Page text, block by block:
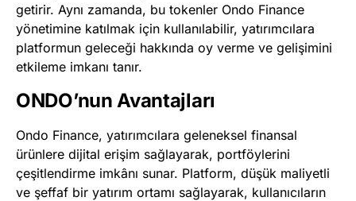
getirir. Aynı zamanda, bu tokenler Ondo Finance
yönetimine katılmak için kullanılabilir, yatırımcılara
platformun geleceği hakkında oy verme ve gelişimini
etkileme imkanı tanır.
ONDO’nun Avantajları
Ondo Finance, yatırımcılara geleneksel finansal
ürünlere dijital erişim sağlayarak, portföylerini
çeşitlendirme imkânı sunar. Platform, düşük maliyetli
ve şeffaf bir yatırım ortamı sağlayarak, kullanıcıların